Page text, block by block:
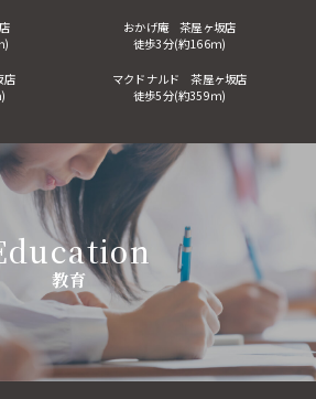
)
おかげ庵 茶屋ヶ坂店
徒歩3分(約166ｍ)
店
マクドナルド 茶屋ヶ坂店
徒歩5分(約359ｍ)
教育